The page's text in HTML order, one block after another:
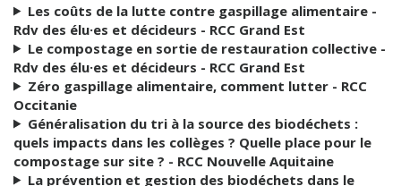
Les coûts de la lutte contre gaspillage alimentaire -
Rdv des élu·es et décideurs - RCC Grand Est
Le compostage en sortie de restauration collective -
Rdv des élu·es et décideurs - RCC Grand Est
Zéro gaspillage alimentaire, comment lutter- RCC
Occitanie
Généralisation du tri à la source des biodéchets :
quels impacts dans les collèges ? Quelle place pour le
compostage sur site ? - RCC Nouvelle Aquitaine
La prévention et gestion des biodéchets dans le